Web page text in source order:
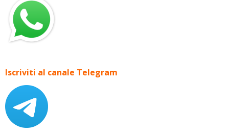
Iscriviti al canale Telegram